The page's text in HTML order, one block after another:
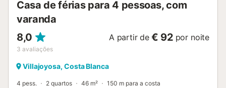
Casa de férias para 4 pessoas, com
varanda
8,0
3 avaliações
A partir de € 92 por noite
Villajoyosa, Costa Blanca
4 pess. 2 quartos 46 m² 150 m para a costa